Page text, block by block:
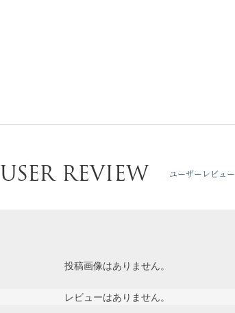
USER REVIEW ユーザーレビュー
投稿画像はありません。
レビューはありません。